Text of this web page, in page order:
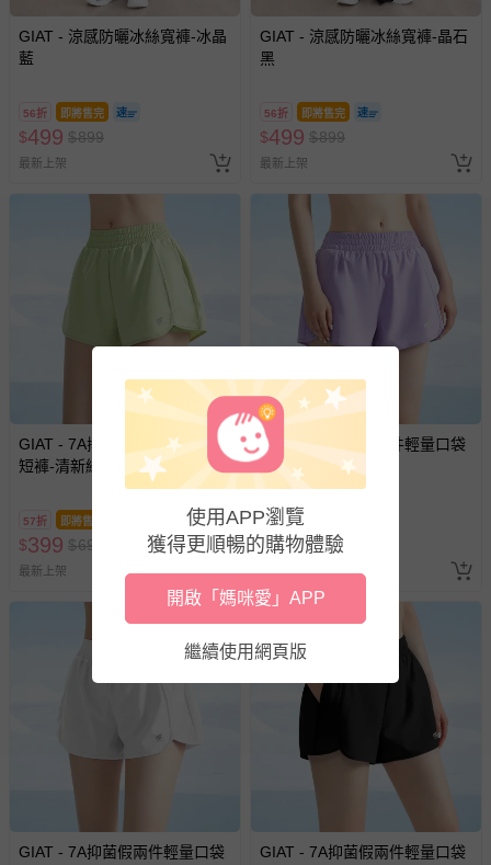
-新生兒親膚衣物（嬰幼兒包巾與背巾、包屁衣、學習
褲、紗布衣等）。
-接觸性孕哺產品（奶嘴、奶瓶、擠乳器、哺乳衣、托腹
-其他原廠盒裝商品封口處已貼上「不可拆封」，或具警
示字句等說明貼紙、封條者。
國際航空、客運、訂房等服務。
相關的退換貨辦理流程，可詳見： 退換貨 & 退款問題
其他常見問題：
運送服務：目前提供的運送僅限台灣本島。如您位於離島地
區，可能會無法配送，或須依據商品需加收離島運費。廠商
費用，可能會另需加收。
商品實際的配達日期，可於訂單個人資料內的查詢訂單內，
已出貨通知之訊息為主。
如您收到商品，請依正常流程檢查是否完好，若商品遇瑕疵
情形，您可申請更換新品或退貨，請見：
若您對於會員帳號、商品訂購與資訊、購物流程、付款方
式、折價券與購物金的使用、退貨及商品運送方式等有疑
媽咪愛客服中心 。
預購商品：預購為海外同步代購，遇缺貨即會通知媽咪並協
商品如因「價格、組合」等錯誤原因，導致無法安排出貨，
會主動以簡訊及mail通知訂單取消事宜，並將提供適當補
GIAT - 涼感防曬冰絲寬褲-冰晶
藍
56折 即將售完
$499 $899
最新上架
GIAT - 涼感防曬冰絲寬褲-晶石
黑
56折 即將售完
$499 $899
最新上架
GIAT - 7A抑菌假兩件輕量口袋
短褲-清新綠
57折 即將售完
$399 $699
最新上架
GIAT - 7A抑菌假兩件輕量口袋
短褲-羅蘭紫
57折 即將售完
$399 $699
最新上架
GIAT - 7A抑菌假兩件輕量口袋
GIAT - 7A抑菌假兩件輕量口袋
使用APP瀏覽
獲得更順暢的購物體驗
開啟「媽咪愛」APP
繼續使用網頁版